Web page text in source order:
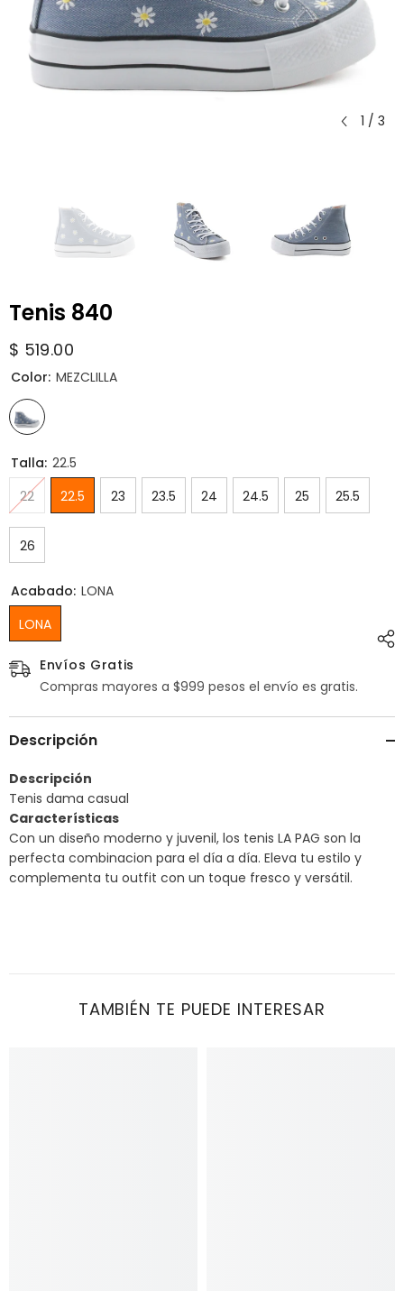
1 / 3
Tenis 840
$ 519.00
Color: MEZCLILLA
Talla: 22.5
22
22.5 23 23.5 24 24.5 25 25.5
26
Acabado: LONA
LONA
Envíos Gratis
Compras mayores a $999 pesos el envío es gratis.
Descripción
Descripción
Tenis dama casual
Características
Con un diseño moderno y juvenil, los tenis LA PAG son la
perfecta combinacion para el día a día. Eleva tu estilo y
complementa tu outfit con un toque fresco y versátil.
TAMBIÉN TE PUEDE INTERESAR